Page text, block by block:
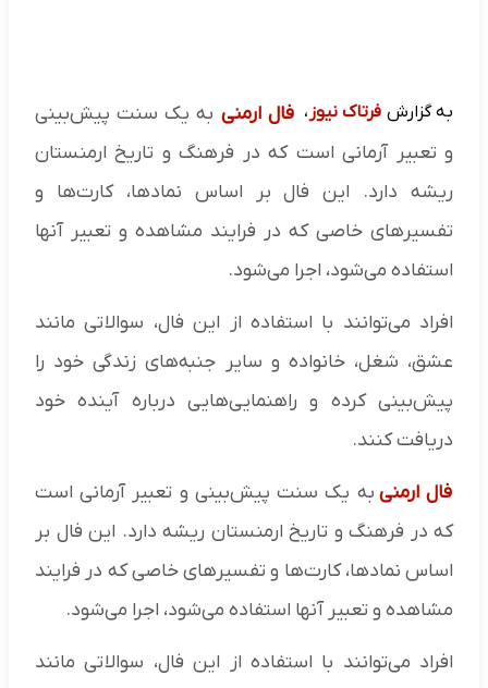
به گزارش فرتاک نیوز ، فال ارمنی به یک سنت پیش‌بینی
و تعبیر آرمانی است که در فرهنگ و تاریخ ارمنستان
ریشه دارد. این فال بر اساس نمادها، کارت‌ها و
تفسیرهای خاصی که در فرایند مشاهده و تعبیر آنها
استفاده می‌شود، اجرا می‌شود.
افراد می‌توانند با استفاده از این فال، سوالاتی مانند
عشق، شغل، خانواده و سایر جنبه‌های زندگی خود را
پیش‌بینی کرده و راهنمایی‌هایی درباره آینده خود
دریافت کنند.
فال ارمنی به یک سنت پیش‌بینی و تعبیر آرمانی است
که در فرهنگ و تاریخ ارمنستان ریشه دارد. این فال بر
اساس نمادها، کارت‌ها و تفسیرهای خاصی که در فرایند
مشاهده و تعبیر آنها استفاده می‌شود، اجرا می‌شود.
افراد می‌توانند با استفاده از این فال، سوالاتی مانند